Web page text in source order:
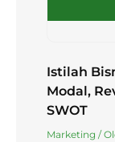
Istilah
Modal,
SWOT
Marketing /